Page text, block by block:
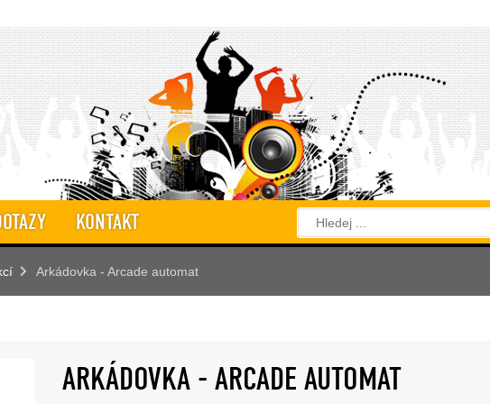
KONTAKT
Arkádovka - Arcade automat
ARKÁDOVKA - ARCADE AUTOMAT